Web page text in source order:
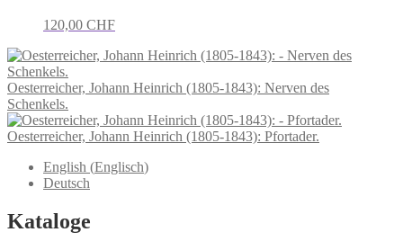
120,00 CHF
Oesterreicher, Johann Heinrich (1805-1843): Nerven des
Schenkels.
Oesterreicher, Johann Heinrich (1805-1843): Pfortader.
English (Englisch)
Deutsch
Kataloge